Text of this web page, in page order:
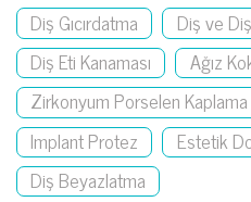
Diş Gıcırdatma
Diş ve
Diş Eti Kanaması
Ağız
Zirkonyum Porselen Kaplama
Implant Protez
Estetik
Diş Beyazlatma